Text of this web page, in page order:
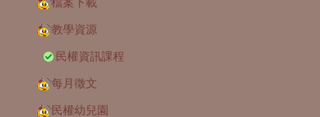
檔案下載
教學資源
民權資訊課程
每月徵文
民權幼兒園